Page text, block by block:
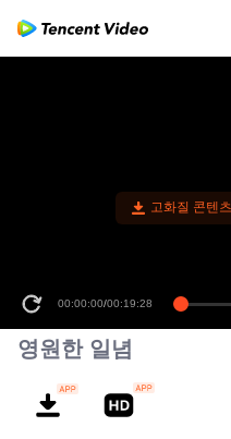
고화질 콘텐
00:00:00/00:19:28
영원한 일념